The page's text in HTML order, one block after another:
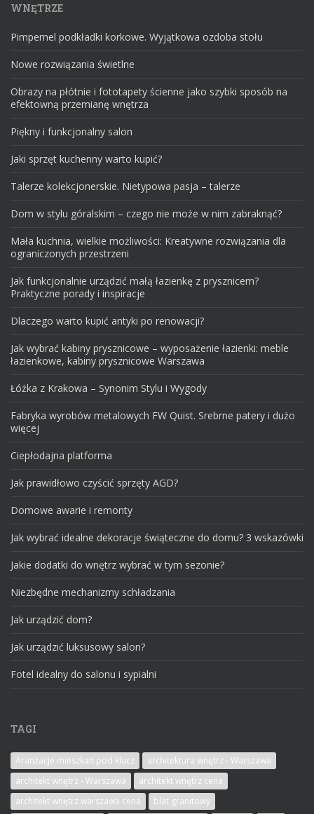
WNĘTRZE
Pimpernel podkładki korkowe. Wyjątkowa ozdoba stołu
Nowe rozwiązania świetlne
Obrazy na płótnie i fototapety ścienne jako szybki sposób na
efektowną przemianę wnętrza
Piękny i funkcjonalny salon
Jaki sprzęt kuchenny warto kupić?
Talerze kolekcjonerskie. Nietypowa pasja – talerze
Dom w stylu góralskim – czego nie może w nim zabraknąć?
Mała kuchnia, wielkie możliwości: Kreatywne rozwiązania dla
ograniczonych przestrzeni
Jak funkcjonalnie urządzić małą łazienkę z prysznicem?
Praktyczne porady i inspiracje
Dlaczego warto kupić antyki po renowacji?
Jak wybrać kabiny prysznicowe – wyposażenie łazienki: meble
łazienkowe, kabiny prysznicowe Warszawa
Łóżka z Krakowa – Synonim Stylu i Wygody
Fabryka wyrobów metalowych FW Quist. Srebrne patery i dużo
więcej
Ciepłodajna platforma
Jak prawidłowo czyścić sprzęty AGD?
Domowe awarie i remonty
Jak wybrać idealne dekoracje świąteczne do domu? 3 wskazówki
Jakie dodatki do wnętrz wybrać w tym sezonie?
Niezbędne mechanizmy schładzania
Jak urządzić dom?
Jak urządzić luksusowy salon?
Fotel idealny do salonu i sypialni
TAGI
Aranżacje mieszkań pod klucz
architektura wnętrz - Warszawa
architekt wnętrz - Warszawa
architekt wnętrz cena
architekt wnętrz warszawa cena
blat granitowy